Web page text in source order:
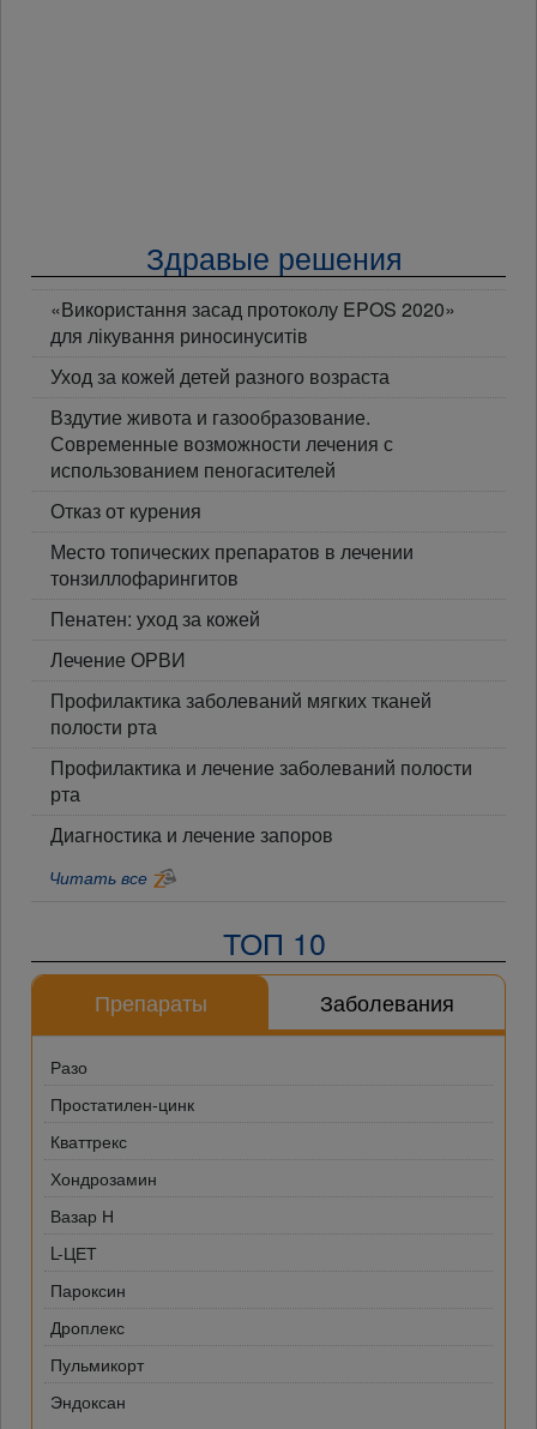
Здравые решения
«Використання засад протоколу EPOS 2020»
для лікування риносинуситів
Уход за кожей детей разного возраста
Вздутие живота и газообразование.
Современные возможности лечения с
использованием пеногасителей
Отказ от курения
Место топических препаратов в лечении
тонзиллофарингитов
Пенатен: уход за кожей
Лечение ОРВИ
Профилактика заболеваний мягких тканей
полости рта
Профилактика и лечение заболеваний полости
рта
Диагностика и лечение запоров
Читать все
ТОП 10
Препараты Заболевания
Разо
Простатилен-цинк
Кваттрекс
Хондрозамин
Вазар Н
L-ЦЕТ
Пароксин
Дроплекс
Пульмикорт
Эндоксан